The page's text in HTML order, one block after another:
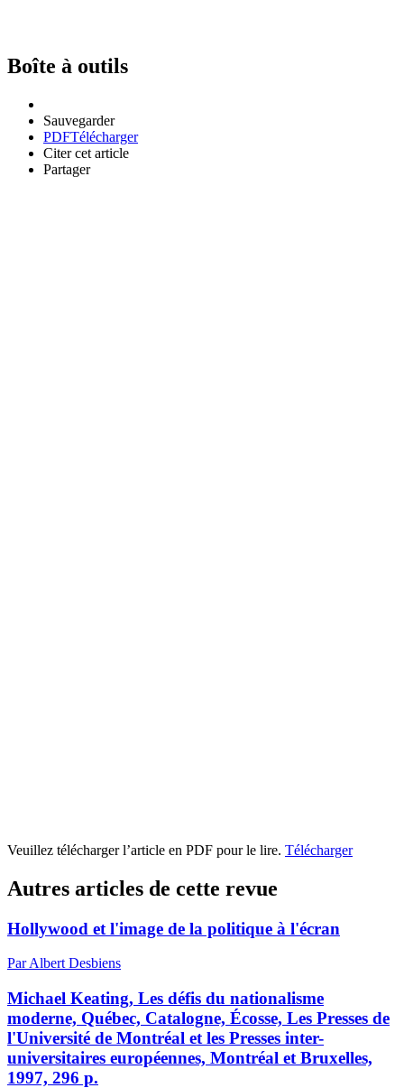
Boîte à outils
Sauvegarder
PDFTélécharger
Citer cet article
Partager
Veuillez télécharger l’article en PDF pour le lire. Télécharger
Autres articles de cette revue
Hollywood et l'image de la politique à l'écran
Par Albert Desbiens
Michael Keating, Les défis du nationalisme
moderne, Québec, Catalogne, Écosse, Les Presses de
l'Université de Montréal et les Presses inter-
universitaires européennes, Montréal et Bruxelles,
1997, 296 p.